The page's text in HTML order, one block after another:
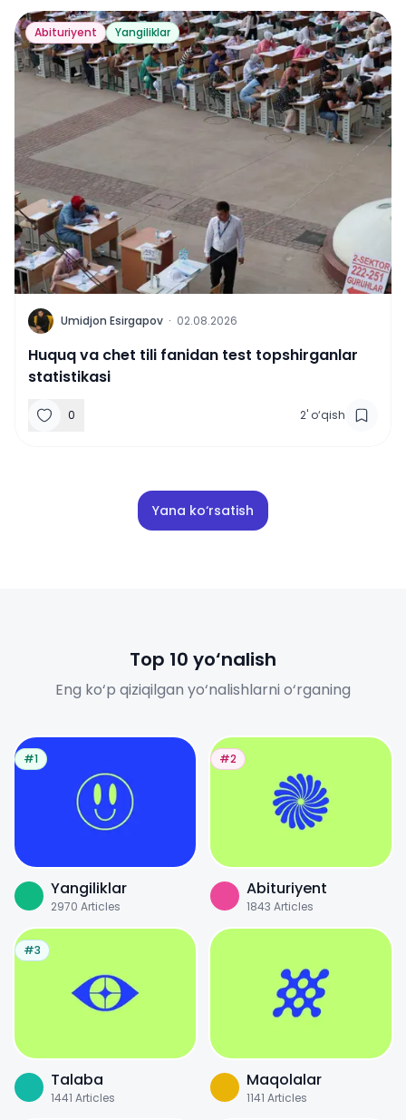
Abituriyent Yangiliklar
U Umidjon Esirgapov · 02.08.2026
Huquq va chet tili fanidan test topshirganlar
statistikasi
0 2' o‘qish
Yana ko‘rsatish
Top 10 yo‘nalish
Eng ko‘p qiziqilgan yo‘nalishlarni o‘rganing
#1
Yangiliklar
2970 Articles
#2
Abituriyent
1843 Articles
#3
Talaba
1441 Articles
Maqolalar
1141 Articles